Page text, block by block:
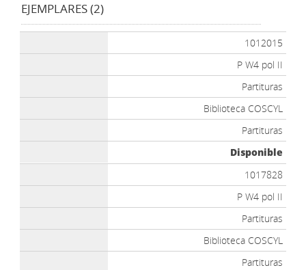
EJEMPLARES (2)
1012015
P W4 pol II
Partituras
Biblioteca COSCYL
Partituras
Disponible
1017828
P W4 pol II
Partituras
Biblioteca COSCYL
Partituras